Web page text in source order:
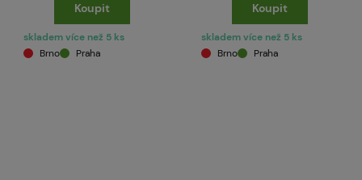
Koupit
skladem více než 5 ks
Brno
Praha
Koupit
skladem více než 5 ks
Brno
Praha